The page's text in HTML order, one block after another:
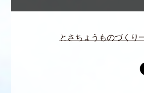
とさちょうものづくり